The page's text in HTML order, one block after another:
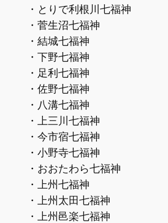
・とりで利根川七福神
・菅生沼七福神
・結城七福神
・下野七福神
・足利七福神
・佐野七福神
・八溝七福神
・上三川七福神
・今市宿七福神
・小野寺七福神
・おおたわら七福神
・上州七福神
・上州太田七福神
・上州邑楽七福神